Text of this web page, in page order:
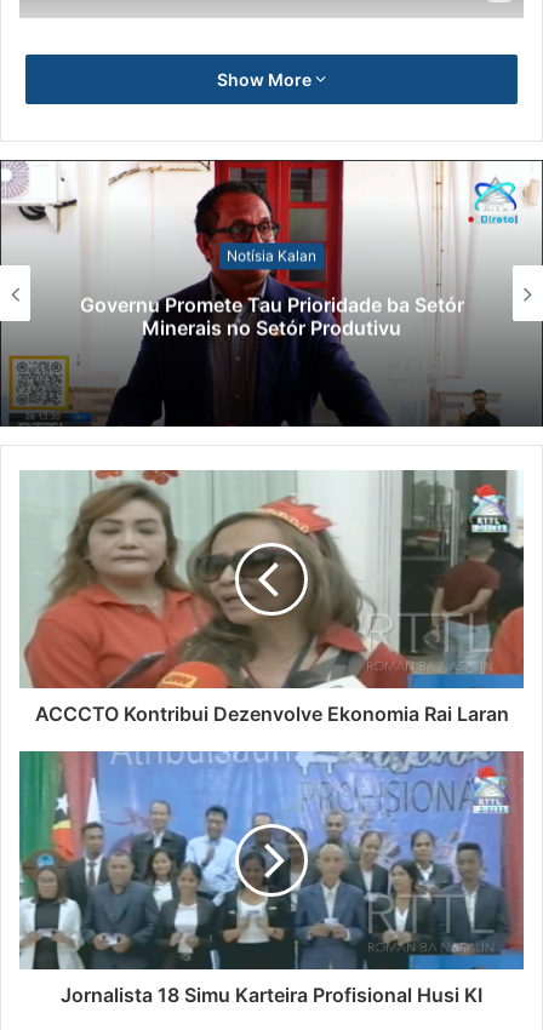
Show More
Notísia Kalan
Governu Promete Tau Prioridade ba Setór
Minerais no Setór Produtivu
ACCCTO Kontribui Dezenvolve Ekonomia Rai Laran
Jornalista 18 Simu Karteira Profisional Husi KI